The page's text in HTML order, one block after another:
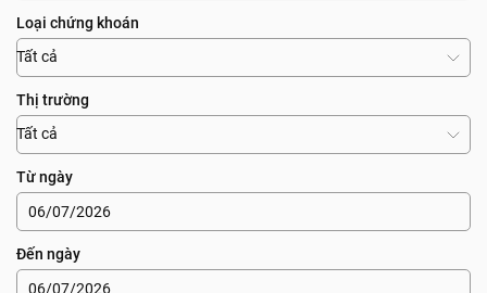
Loại chứng khoán
Tất cả
Thị trường
Tất cả
Từ ngày
Đến ngày